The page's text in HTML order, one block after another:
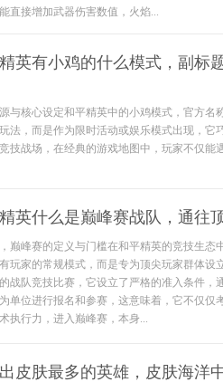
直接增加武器伤害数值，火焰...
英有小鸡的什么模式，副标
与核心设定和平精英中的小鸡模式，官方名
法，而是作为限时活动或娱乐模式出现，它
技战场，在经典的游戏地图中，玩家不仅能
英什么是巅峰赛战队，通往
巅峰赛的定义与门槛在和平精英的竞技生态
玩家的常规模式，而是专为顶尖玩家群体设
战队竞技比赛，它设立了严格的准入条件，
单位进行报名和参赛，这意味着，它不仅
执行力，进入巅峰赛，本身...
皮肤最多的英雄，皮肤海洋